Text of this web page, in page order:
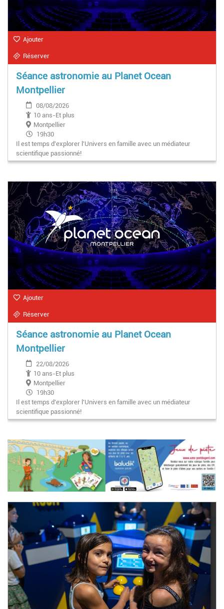
Ajouter
Réserver
Séance astronomie au Planet Ocean
Montpellier
08/08/2026
10 ans-Et plus
Montpellier
19h30
Il est temps d'explorer l'Univers en famille avec un médiateur
scientifique passionné!
Ajouter
Réserver
Séance astronomie au Planet Ocean
Montpellier
22/08/2026
10 ans-Et plus
Montpellier
19h30
Il est temps d'explorer l'Univers en famille avec un médiateur
scientifique passionné!